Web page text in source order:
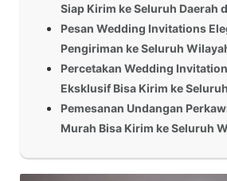
Siap Kirim ke Seluruh Daerah
Pesan Wedding Invitations
Pengiriman ke Seluruh
Percetakan Wedding
Eksklusif Bisa Kirim ke
Pemesanan Undangan
Murah Bisa Kirim ke Seluruh